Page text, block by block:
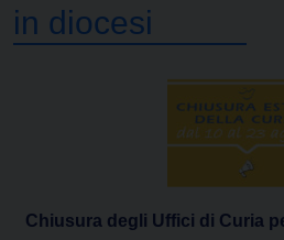
in diocesi
Chiusura degli Uffici di Curia